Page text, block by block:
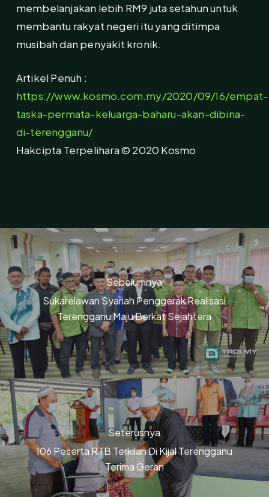
membelanjakan lebih RM9 juta setahun untuk
membantu rakyat negeri itu yang ditimpa
musibah dan penyakit kronik.
Artikel Penuh :
https://www.kosmo.com.my/2020/09/16/empat-
taska-permata-keluarga-baharu-akan-dibina-
di-terengganu/
Hakcipta Terpelihara © 2020 Kosmo
Sebelumnya
Sukarelawan Syariah Penggerak Realisasi
Terengganu Maju Berkat Sejahtera
Seterusnya
106 Peserta RTB Terkilan Di Kijal Terengganu
Terima Geran